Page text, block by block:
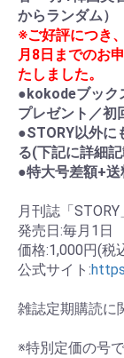
お買
からランダム）
※ご好評につき
月8日までのお
たしました。
●kokodeブック
プレゼント／初
●STORY以外に
る(下記に詳細
●特大号差額+
月刊誌「STORY
発売日:毎月1日
価格:1,000円(
公式サイト:
雑誌定期購読に
※特別定価の号